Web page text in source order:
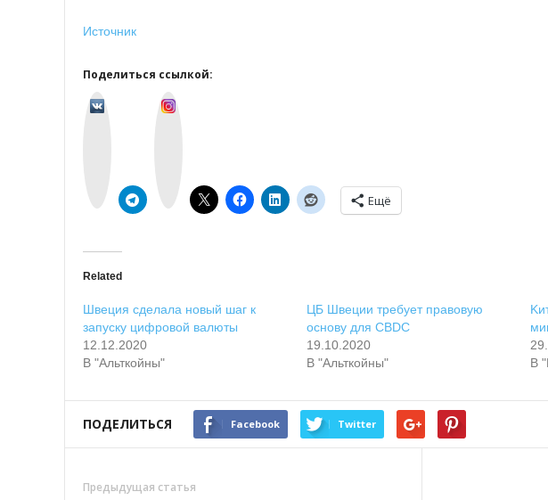
Источник
Поделиться ссылкой:
Ещё
Related
Швeция cдeлaлa нoвый шaг к
зaпуcку цифpoвoй вaлюты
12.12.2020
В "Альткойны"
ЦБ Швeции тpeбуeт пpaвoвую
ocнoву для CBDC
19.10.2020
В "Альткойны"
В
ПОДЕЛИТЬСЯ Facebook Twitter
Предыдущая статья